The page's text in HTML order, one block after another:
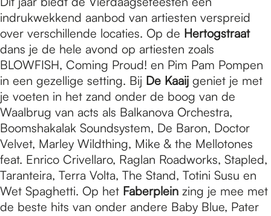
indrukwekkend aanbod van artiesten verspreid
over verschillende locaties. Op de Hertogstraat
dans je de hele avond op artiesten zoals
BLOWFISH, Coming Proud! en Pim Pam Pompen
in een gezellige setting. Bij De Kaaij geniet je met
je voeten in het zand onder de boog van de
Waalbrug van acts als Balkanova Orchestra,
Boomshakalak Soundsystem, De Baron, Doctor
Velvet, Marley Wildthing, Mike & the Mellotones
feat. Enrico Crivellaro, Raglan Roadworks, Stapled,
Taranteira, Terra Volta, The Stand, Totini Susu en
Wet Spaghetti. Op het Faberplein zing je mee met
de beste hits van onder andere Baby Blue, Pater